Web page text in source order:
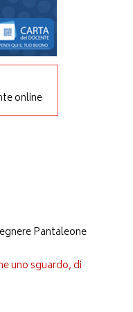
online
Pantaleone
uno sguardo, di